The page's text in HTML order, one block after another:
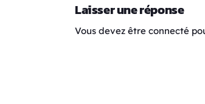
Laisser une réponse
Vous devez être connecté